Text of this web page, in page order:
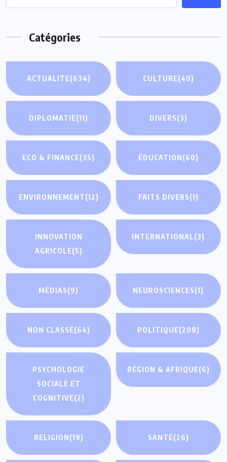
Catégories
ACTUALITE(634) CULTURE(40)
DIPLOMATIE(11) DIVERS(3)
ECO & FINANCE(35) ÉDUCATION(60)
ENVIRONNEMENT(12) FAITS DIVERS(1)
INNOVATION
AGRICOLE(5)
INTERNATIONAL(3)
MÉDIAS(9) NEUROSCIENCES(1)
NON CLASSÉ(64) POLITIQUE(208)
PSYCHOLOGIE
SOCIALE ET
COGNITIVE(2)
RÉGION & AFRIQUE(6)
RELIGION(19) SANTÉ(26)